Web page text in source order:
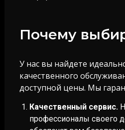
Почему
У нас вы найдете
качественного
доступной цены. Мы
Качественный сервис.
профессионалы своего